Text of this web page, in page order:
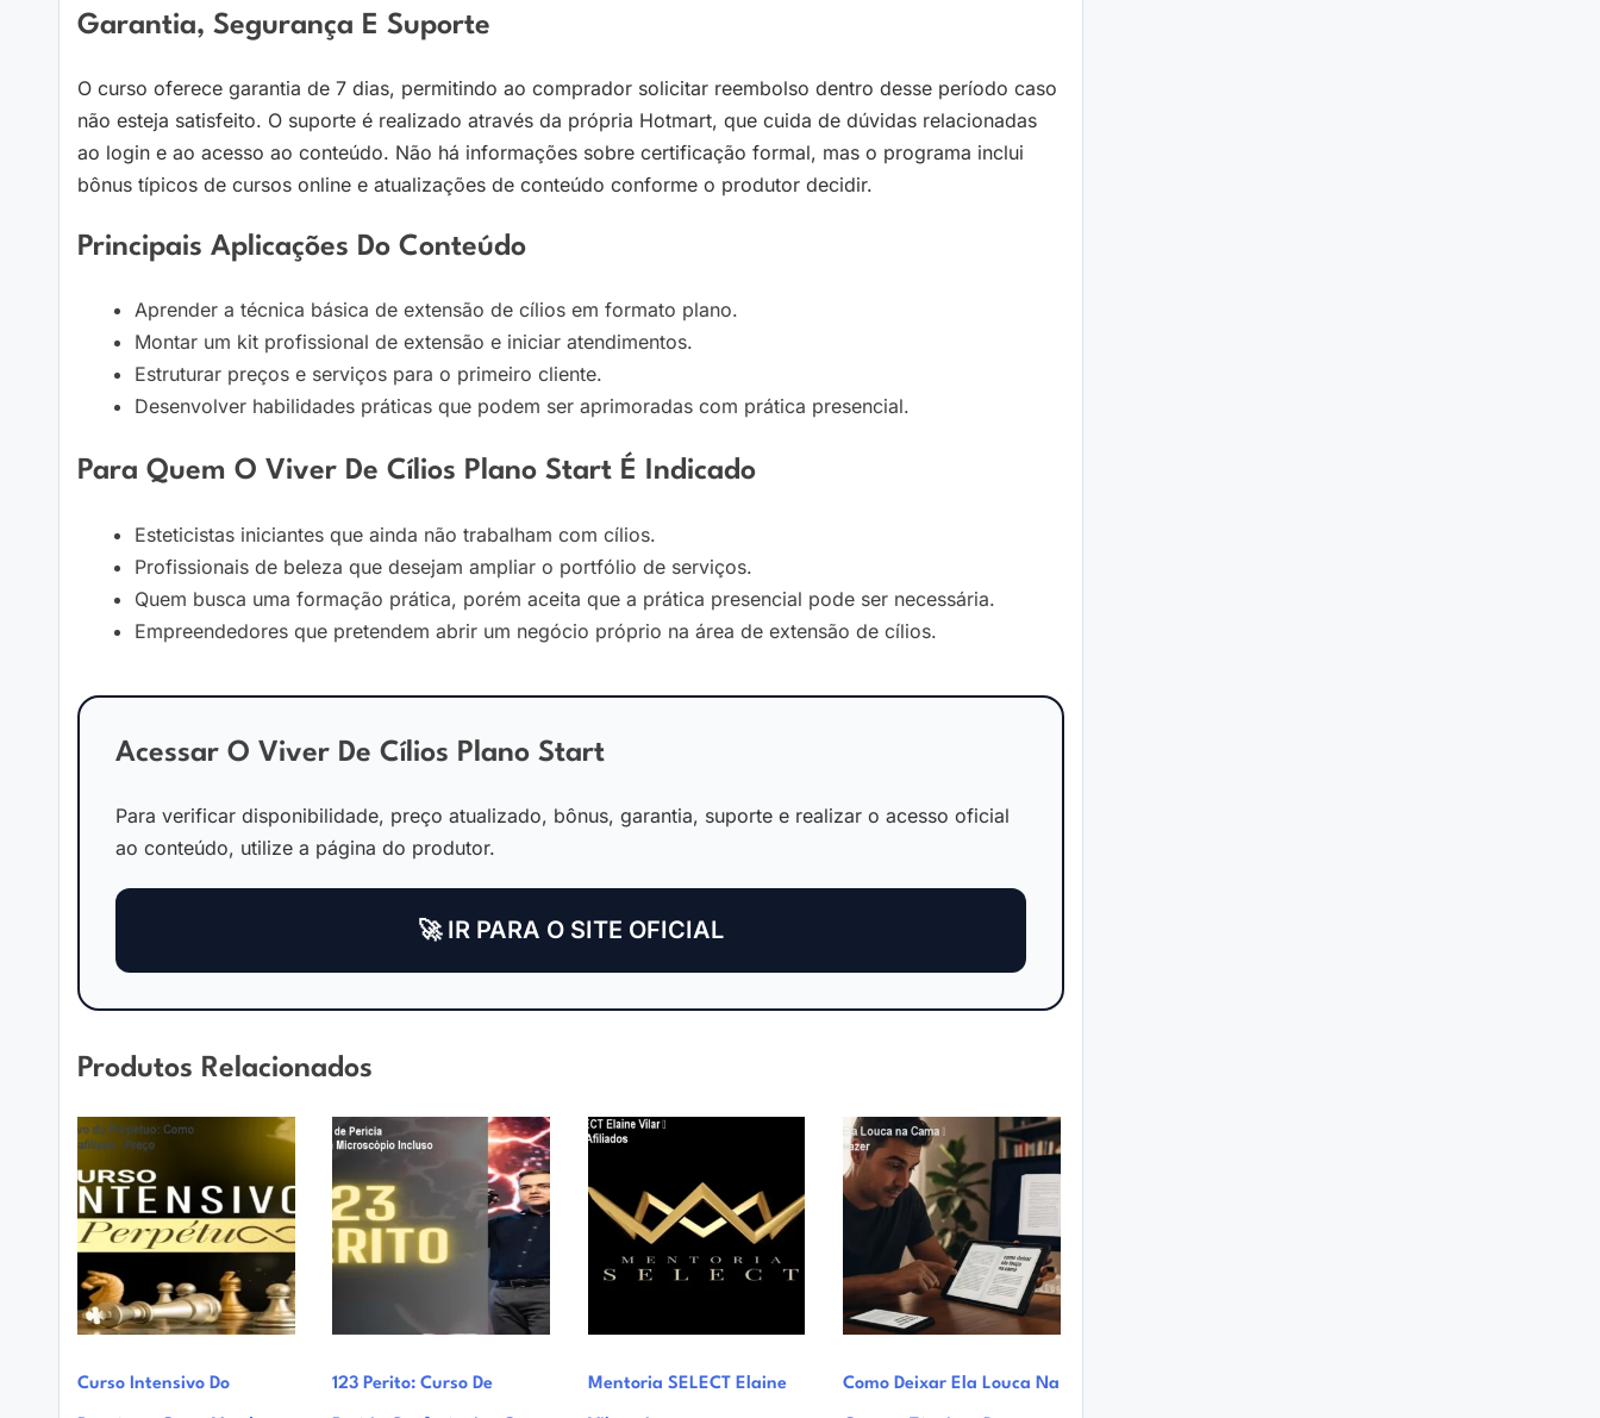
Garantia, Segurança E Suporte
O curso oferece garantia de 7 dias, permitindo ao comprador solicitar reembolso dentro desse período caso
não esteja satisfeito. O suporte é realizado através da própria Hotmart, que cuida de dúvidas relacionadas
ao login e ao acesso ao conteúdo. Não há informações sobre certificação formal, mas o programa inclui
bônus típicos de cursos online e atualizações de conteúdo conforme o produtor decidir.
Principais Aplicações Do Conteúdo
Aprender a técnica básica de extensão de cílios em formato plano.
Montar um kit profissional de extensão e iniciar atendimentos.
Estruturar preços e serviços para o primeiro cliente.
Desenvolver habilidades práticas que podem ser aprimoradas com prática presencial.
Para Quem O Viver De Cílios Plano Start É Indicado
Esteticistas iniciantes que ainda não trabalham com cílios.
Profissionais de beleza que desejam ampliar o portfólio de serviços.
Quem busca uma formação prática, porém aceita que a prática presencial pode ser necessária.
Empreendedores que pretendem abrir um negócio próprio na área de extensão de cílios.
Acessar O Viver De Cílios Plano Start
Para verificar disponibilidade, preço atualizado, bônus, garantia, suporte e realizar o acesso oficial
ao conteúdo, utilize a página do produtor.
🚀 IR PARA O SITE OFICIAL
Produtos Relacionados
Curso Intensivo Do 123 Perito: Curso De Mentoria SELECT Elaine Como Deixar Ela Louca Na